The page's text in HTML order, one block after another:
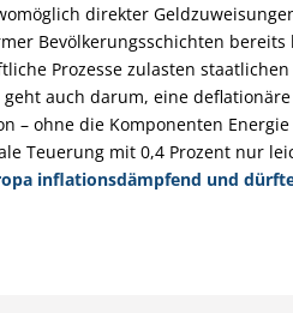
direkter
Bevölkerungsschichten
Prozesse zulasten
auch darum, eine
– ohne die Komponenten
Teuerung mit 0,4 Prozent nur
inflationsdämpfend und